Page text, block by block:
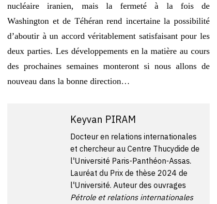
nucléaire iranien, mais la fermeté à la fois de
Washington et de Téhéran rend incertaine la possibilité
d’aboutir à un accord véritablement satisfaisant pour les
deux parties. Les développements en la matière au cours
des prochaines semaines monteront si nous allons de
nouveau dans la bonne direction…
Keyvan PIRAM
Docteur en relations internationales
et chercheur au Centre Thucydide de
l'Université Paris-Panthéon-Assas.
Lauréat du Prix de thèse 2024 de
l'Université. Auteur des ouvrages
Pétrole et relations internationales